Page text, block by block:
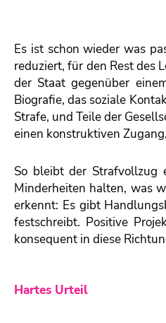
Es ist schon wieder was
reduziert, für den Rest des
der Staat gegenüber
Biografie, das soziale
Strafe, und Teile der
einen konstruktiven
So bleibt der Strafvollzug
Minderheiten halten, was
erkennt: Es gibt
festschreibt. Positive
konsequent in diese
Hartes Urteil